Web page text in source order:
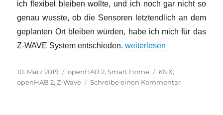
ich flexibel bleiben wollte, und ich noch gar nicht so
genau wusste, ob die Sensoren letztendlich an dem
geplanten Ort bleiben würden, habe ich mich für das
Z-WAVE System entschieden.„Light to go!“
weiterlesen
Veröffentlicht
am
10. März 2019 Kategorien
openHAB 2,Smart Home Schlagwörter
KNX,
openHAB 2,Z-Wave Schreibe einen Kommentarzu